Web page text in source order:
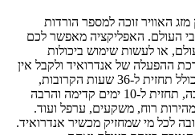
האוויר זוכה למספר הורדות
בכל רחבי העולם. האפליקציה מאפשר לכם
או לעשות שימוש ביכולות
ההפעלה של אנדרואיד ולקבל אין
ספור נתוני מזג אוויר רלוונטיים, כולל תחזית ל-36 שעות הקרובות,
תחזית על פי שעה ליממה הקרובה, תחזית ל-10 ימים קדימה והרבה
מהירות רוח, משקעים, ערפל ועוד.
לכל מי שמחזיק מכשיר אנדרואיד.